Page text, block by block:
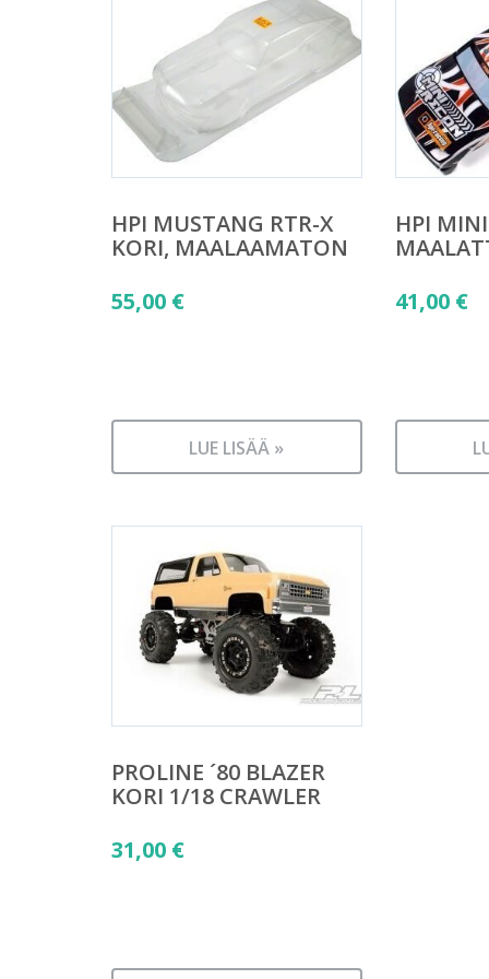
HPI MUSTANG RTR-X
KORI, MAALAAMATON
55,00 €
LUE LISÄÄ »
HPI
41,00 €
PROLINE ´80 BLAZER
KORI 1/18 CRAWLER
31,00 €